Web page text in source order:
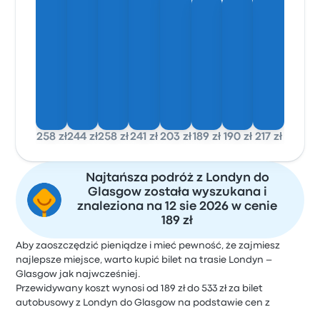
258 zł244 zł258 zł241 zł 203 zł189 zł 190 zł 217 zł
Najtańsza podróż z Londyn do
Glasgow została wyszukana i
znaleziona na 12 sie 2026 w cenie
189 zł
Aby zaoszczędzić pieniądze i mieć pewność, że zajmiesz
najlepsze miejsce, warto kupić bilet na trasie Londyn –
Glasgow jak najwcześniej.
Przewidywany koszt wynosi od 189 zł do 533 zł za bilet
autobusowy z Londyn do Glasgow na podstawie cen z